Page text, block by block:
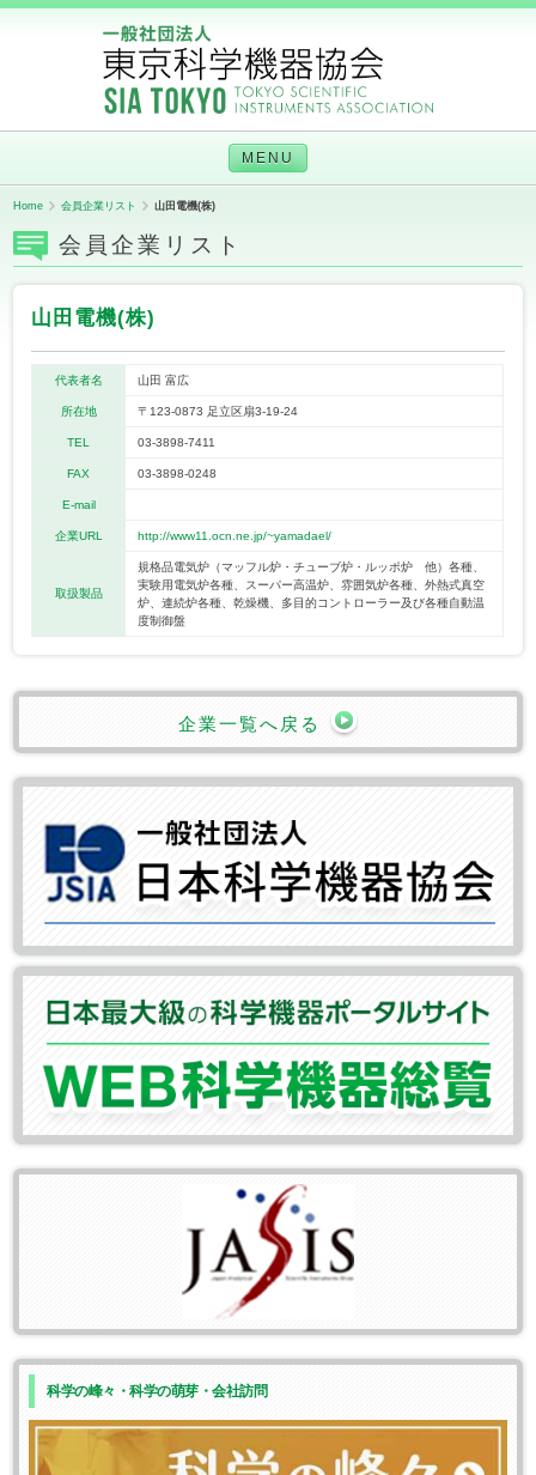
MENU
Home 会員企業リスト 山田電機(株)
会員企業リスト
山田電機(株)
代表者名 山田 富広
所在地 〒123-0873 足立区扇3-19-24
TEL 03-3898-7411
FAX 03-3898-0248
E-mail
企業URL http://www11.ocn.ne.jp/~yamadael/
取扱製品
規格品電気炉（マッフル炉・チューブ炉・ルッポ炉 他）各種、
実験用電気炉各種、スーパー高温炉、雰囲気炉各種、外熱式真空
炉、連続炉各種、乾燥機、多目的コントローラー及び各種自動温
度制御盤
企業一覧へ戻る
科学の峰々・科学の萌芽・会社訪問